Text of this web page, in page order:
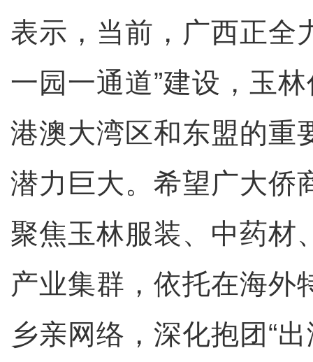
表示，当前，广西正全
一园一通道”建设，玉
港澳大湾区和东盟的重
潜力巨大。希望广大侨
聚焦玉林服装、中药材
产业集群，依托在海外
乡亲网络，深化抱团“